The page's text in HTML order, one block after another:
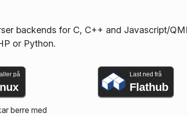
backends for C, C++ and Javascript/
or Python.
på
berre med
Last ned frå
Flathub